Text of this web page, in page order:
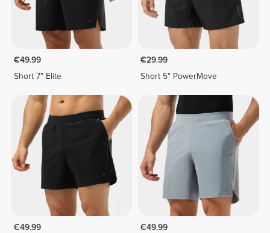
€49.99
Short 7" Elite
€29.99
Short 5" PowerMove
€49.99
€49.99